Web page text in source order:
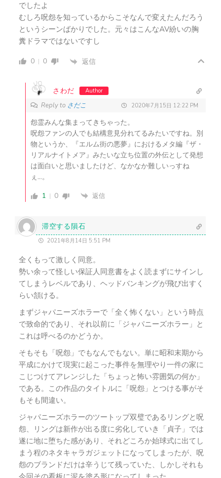
でしたよ
むしろ呪怨を知っているからこそなんで変えたんだろう
というシーンばかりでした。元々はこんなAV紛いの胸
糞ドラマではないですし
0 0 返信
さわだ Author
Reply to さだこ 2020年7月15日 12:22 PM
怨霊みんな集まってきちゃった。
呪怨ファンの人でも結構意見分れてるみたいですね。別
物というか、『エルム街の悪夢』におけるメタ編『ザ・
リアルナイトメア』みたいな立ち位置の外伝として発想
は面白いと思いましたけど、なかなか難しいっすね
ぇ…。
1
0 返信
滞空する隕石
2021年8月14日 5:51 PM
全くもって激しく同意。
勢い余って怪しい保証人同意書をよく読まずにサインし
てしまうレベルであり、ヘッドバンキングが飛び出すく
らい頷ける。
まずジャパニーズホラーで「全く怖くない」という時点
で致命的であり、それ以前に「ジャパニーズホラー」と
これは呼べるのかどうか。
そもそも「呪怨」でもなんでもない。単に昭和末期から
平成にかけて現実に起こった事件を無理やり一件の家に
こじつけてアレンジした「ちょっと怖い雰囲気の何か」
である。この作品のタイトルに「呪怨」とつける事がそ
もそも間違い。
ジャパニーズホラーのツートップ双璧であるリングと呪
怨、リングは新作が出る度に劣化していき「貞子」では
遂に地に堕ちた感があり、それどころか始球式に出てし
まう程のネタキャラガジェットになってしまったが、呪
怨のブランドだけは辛うじて残っていた、しかしそれも